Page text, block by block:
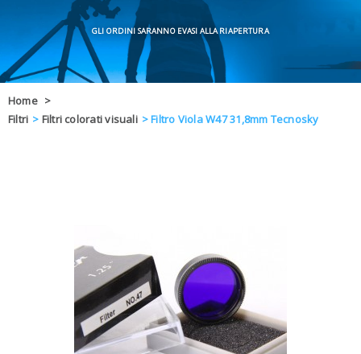
LEARN & FUN
MARCHI
OFFERTE
GLI ORDINI SARANNO EVASI
Home >
Filtri > Filtri colorati visuali >Filtro Viola W47 31,8mm Tecnosky